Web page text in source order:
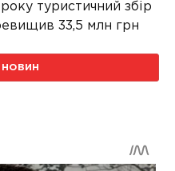
туристичний збір
33,5 млн грн